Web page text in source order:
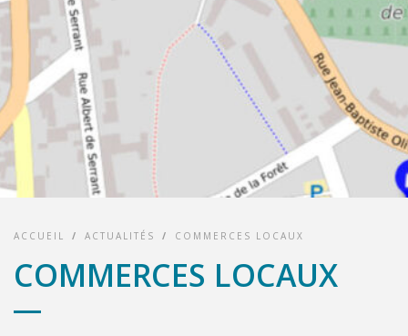
ACCUEIL / ACTUALITÉS / COMMERCES LOCAUX
COMMERCES LOCAUX